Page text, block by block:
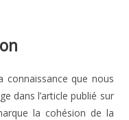
connaissance que nous
dans l’article publié sur
la cohésion de la